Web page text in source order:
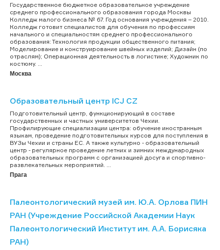
Государственное бюджетное образовательное учреждение
среднего профессионального образования города Москвы
Колледж малого бизнеса № 67. Год основания учреждения – 2010.
Колледж готовит специалистов для обучения по профессиям
начального и специальностям среднего профессионального
образования: Технология продукции общественного питания;
Моделирование и конструирование швейных изделий; Дизайн (по
отраслям); Операционная деятельность в логистике; Художник по
костюму. ...
Москва
Образовательный центр ICJ CZ
Подготовительный центр, функционирующий в составе
государственных и частных университетов Чехии.
Профилирующие специализации центра: обучение иностранным
языкам, проведение подготовительных курсов для поступления в
ВУЗы Чехии и страны ЕС. А также культурно - образовательный
центр - регулярное проведение летних и зимних международных
образовательных программ с организацией досуга и спортивно-
развлекательных мероприятий. ...
Прага
Палеонтологический музей им. Ю.А. Орлова ПИН
РАН (Учреждение Российской Академии Наук
Палеонтологический Институт им. А.А. Борисяка
РАН)